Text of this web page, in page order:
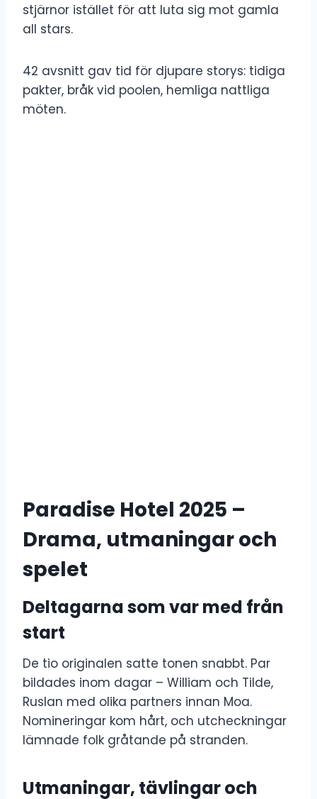
stjärnor istället för att luta sig mot gamla
all stars.
42 avsnitt gav tid för djupare storys: tidiga
pakter, bråk vid poolen, hemliga nattliga
möten.
Paradise Hotel 2025 –
Drama, utmaningar och
spelet
Deltagarna som var med från
start
De tio originalen satte tonen snabbt. Par
bildades inom dagar – William och Tilde,
Ruslan med olika partners innan Moa.
Nomineringar kom hårt, och utcheckningar
lämnade folk gråtande på stranden.
Utmaningar, tävlingar och